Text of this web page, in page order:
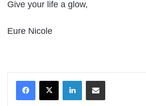
Give your life a glow,
Eure Nicole